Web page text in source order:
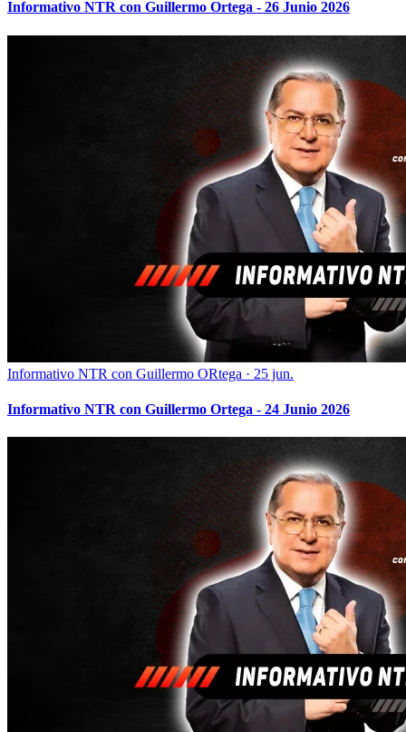
Informativo NTR con Guillermo Ortega - 26 Junio 2026
Informativo NTR con Guillermo ORtega · 25 jun.
Informativo NTR con Guillermo Ortega - 24 Junio 2026